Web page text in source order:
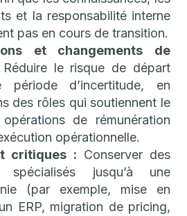
et la responsabilité interne
pas en cours de transition.
et changements de
Réduire le risque de départ
période d’incertitude, en
des rôles qui soutiennent le
de rémunération
opérationnelle.
critiques : Conserver des
spécialisés jusqu’à une
(par exemple, mise en
ERP, migration de pricing,